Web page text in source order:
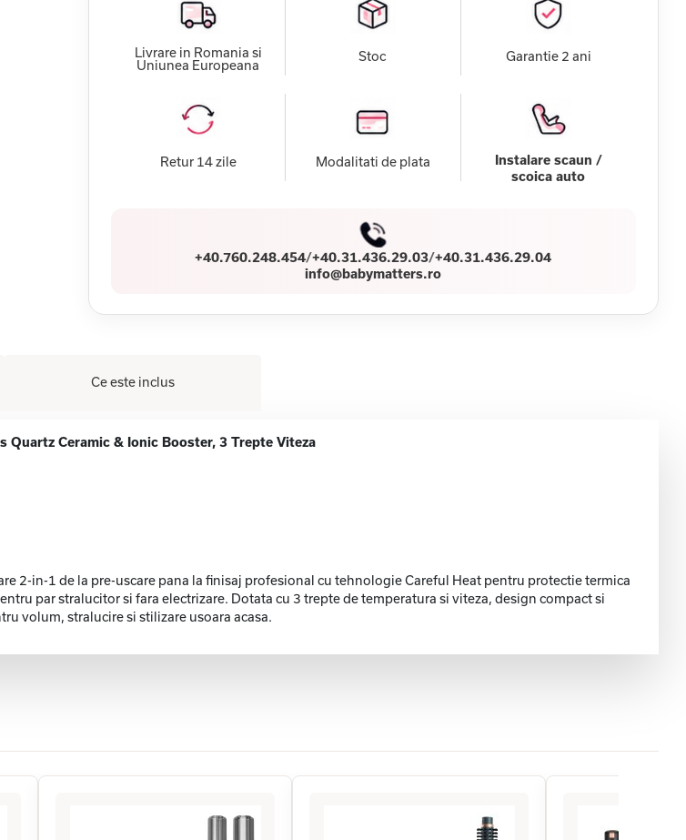
Livrare in Romania si
Uniunea Europeana
Stoc Garantie 2 ani
Retur 14 zile Modalitati de plata
Instalare scaun /
scoica auto
+40.760.248.454/+40.31.436.29.03/+40.31.436.29.04
info@babymatters.ro
Ce este inclus
Quartz Ceramic & Ionic Booster, 3 Trepte Viteza
2-in-1 de la pre-uscare pana la finisaj profesional cu tehnologie Careful Heat pentru protectie termica
par stralucitor si fara electrizare. Dotata cu 3 trepte de temperatura si viteza, design compact si
volum, stralucire si stilizare usoara acasa.